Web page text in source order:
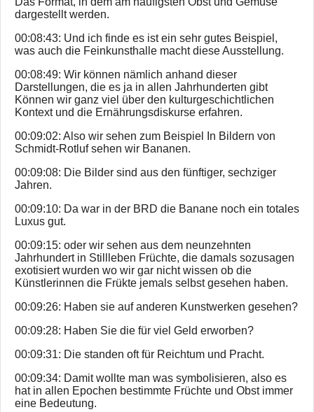
dargestellt werden.
00:08:43: Und ich finde es ist ein sehr gutes Beispiel,
was auch die Feinkunsthalle macht diese Ausstellung.
00:08:49: Wir können nämlich anhand dieser
Darstellungen, die es ja in allen Jahrhunderten gibt
Können wir ganz viel über den kulturgeschichtlichen
Kontext und die Ernährungsdiskurse erfahren.
00:09:02: Also wir sehen zum Beispiel In Bildern von
Schmidt-Rotluf sehen wir Bananen.
00:09:08: Die Bilder sind aus den fünftiger, sechziger
Jahren.
00:09:10: Da war in der BRD die Banane noch ein totales
Luxus gut.
00:09:15: oder wir sehen aus dem neunzehnten
Jahrhundert in Stillleben Früchte, die damals sozusagen
exotisiert wurden wo wir gar nicht wissen ob die
Künstlerinnen die Frükte jemals selbst gesehen haben.
00:09:26: Haben sie auf anderen Kunstwerken gesehen?
00:09:28: Haben Sie die für viel Geld erworben?
00:09:31: Die standen oft für Reichtum und Pracht.
00:09:34: Damit wollte man was symbolisieren, also es
hat in allen Epochen bestimmte Früchte und Obst immer
eine Bedeutung.